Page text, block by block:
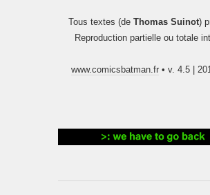
Tous textes (de Thomas Suinot)
Reproduction partielle ou totale
www.comicsbatman.fr • v. 4.5 |